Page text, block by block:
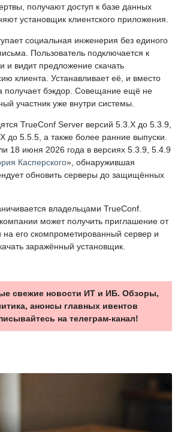
получают доступ к базе данных
установщик клиентского приложения.
социальная инженерия без единого
Пользователь подключается к
и видит предложение скачать
клиента. Устанавливает её, и вместо
получает бэкдор. Совещание ещё не
участник уже внутри системы.
TrueConf Server версий 5.3.X до 5.3.9,
до 5.5.5, а также более ранние выпуски.
18 июня 2026 года в версиях 5.3.9, 5.4.9
Касперского», обнаружившая
обновить серверы до защищённых
владельцами TrueConf.
может получить приглашение от
на его скомпрометированный сервер и
заражённый установщик.
свежие новости ИТ и ИБ. Обзоры,
анонсы главных ивентов
на телеграм-канал!